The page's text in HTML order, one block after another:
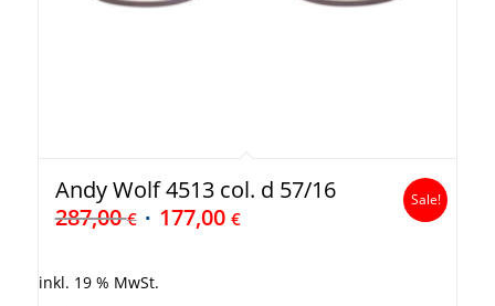
Andy Wolf 4513 col. d 57/16
287,00€ 177,00 €
Sale!
inkl. 19 % MwSt.